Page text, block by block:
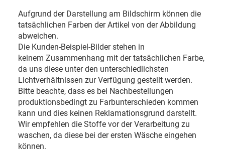
Aufgrund der Darstellung am Bildschirm können die
tatsächlichen Farben der Artikel von der Abbildung
abweichen.
Die Kunden-Beispiel-Bilder stehen in
keinem Zusammenhang mit der tatsächlichen Farbe,
da uns diese unter den unterschiedlichsten
Lichtverhältnissen zur Verfügung gestellt werden.
Bitte beachte, dass es bei Nachbestellungen
produktionsbedingt zu Farbunterschieden kommen
kann und dies keinen Reklamationsgrund darstellt.
Wir empfehlen die Stoffe vor der Verarbeitung zu
waschen, da diese bei der ersten Wäsche eingehen
können.